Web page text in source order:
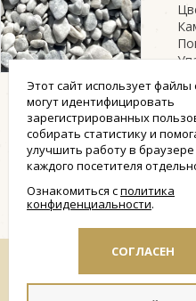
Адрес
Этот сайт использует файлы
могут идентифицировать
зарегистрированных
собирать статистику и
улучшить работу в браузере
каждого посетителя
Ознакомиться сполитика
конфиденциальности
СОГЛАСЕН